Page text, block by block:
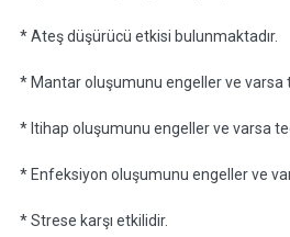
* Ateş düşürücü etkisi bulunmaktadır.
* Mantar oluşumunu engeller ve varsa
* ltihap oluşumunu engeller ve varsa
* Enfeksiyon oluşumunu engeller ve
* Strese karşı etkilidir.